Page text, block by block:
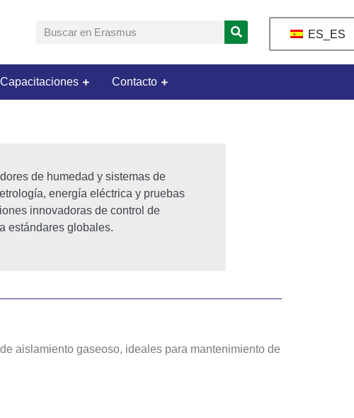
ES_ES
Capacitaciones Contacto
de humedad y sistemas de
energía eléctrica y pruebas
innovadoras de control de
estándares globales.
aislamiento gaseoso, ideales para mantenimiento de